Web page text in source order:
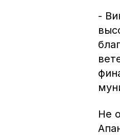
-
Не